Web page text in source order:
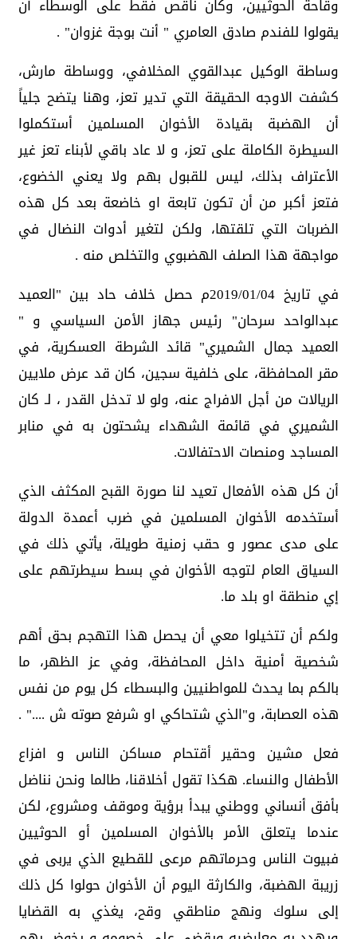
وقاحة الحوثيين، وكان ناقص فقط على الوسطاء أن
يقولوا للفندم صادق العامري " أنت بوجة غزوان" .
وساطة الوكيل عبدالقوي المخلافي، ووساطة مارش،
كشفت الاوجه الحقيقة التي تدير تعز، وهنا يتضح جلياً
أن الهضبة بقيادة الأخوان المسلمين أستكملوا
السيطرة الكاملة على تعز، و لا عاد باقي لأبناء تعز غير
الأعتراف بذلك، ليس للقبول بهم ولا يعني الخضوع،
فتعز أكبر من أن تكون تابعة او خاضعة بعد كل هذه
الضربات التي تلقتها، ولكن لتغير أدوات النضال في
مواجهة هذا الصلف الهضبوي والتخلص منه .
في تاريخ 04‏/01‏/2019م حصل خلاف حاد بين "العميد
عبدالواحد سرحان" رئيس جهاز الأمن السياسي و "
العميد جمال الشميري" قائد الشرطة العسكرية، في
مقر المحافظة، على خلفية سجين، كان قد عرض ملايين
الريالات من أجل الافراج عنه، ولو لا تدخل القدر ، لـ كان
الشميري في قائمة الشهداء يشحتون به في منابر
المساجد ومنصات الاحتفالات.
أن كل هذه الأفعال تعيد لنا صورة القبح المكثف الذي
أستخدمه الأخوان المسلمين في ضرب أعمدة الدولة
على مدى عصور و حقب زمنية طويلة، يأتي ذلك في
السياق العام لتوجه الأخوان في بسط سيطرتهم على
إي منطقة او بلد ما.
ولكم أن تتخيلوا معي أن يحصل هذا التهجم بحق أهم
شخصية أمنية داخل المحافظة، وفي عز الظهر، ما
بالكم بما يحدث للمواطنيين والبسطاء كل يوم من نفس
هذه العصابة، و"الذي شتحاكي او شرفع صوته ش ...." .
فعل مشين وحقير أقتحام مساكن الناس و افزاع
الأطفال والنساء. هكذا تقول أخلاقنا، طالما ونحن نناضل
بأفق أنساني ووطني يبدأ برؤية وموقف ومشروع، لكن
عندما يتعلق الأمر بالأخوان المسلمين أو الحوثيين
فبيوت الناس وحرماتهم مرعى للقطيع الذي يربى في
زريبة الهضبة، والكارثة اليوم أن الأخوان حولوا كل ذلك
إلى سلوك ونهج مناطقي وقح، يغذي به القضايا